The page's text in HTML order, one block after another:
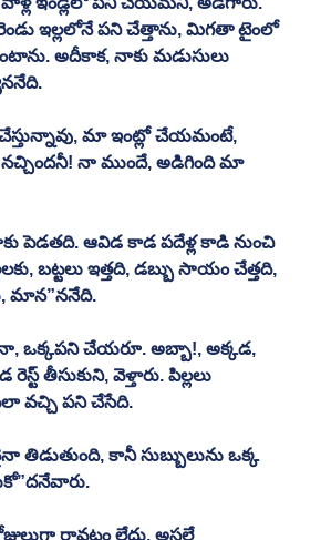
ఇల్లలోనే పని చేత్తాను, మిగతా టైంలో
అదీకాక, నాకు మడుసులు
నా ముందే, అడిగింది మా
ఆవిడ కాడ పదేళ్ల కాడి నుంచి
బట్టలు ఇత్తది, డబ్బు సాయం చేత్తది,
మాన”ననేది.
ఒక్కపని చేయరూ. అబ్బా!, అక్కడ,
తీసుకుని, వెళ్తారు. పిల్లలు
వచ్చి పని చేసేది.